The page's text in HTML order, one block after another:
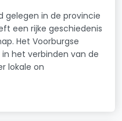
gelegen in de provincie
een rijke geschiedenis
Het Voorburgse
het verbinden van de
lokale on